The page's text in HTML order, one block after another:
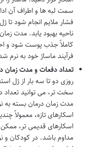
سمت لبه ها و اطراف آن
فشار ملایم انجام شود
ناحیه بهبود یابد. مدت
کاملاً جذب پوست شود و
فرآیند ماساژ خود به
تعداد دفعات و مدت زمان
روزی دو تا سه بار از ژل
سخت تر، می توانید تعداد
مدت زمان درمان بسته به
مداوم باشد. در کودکان و